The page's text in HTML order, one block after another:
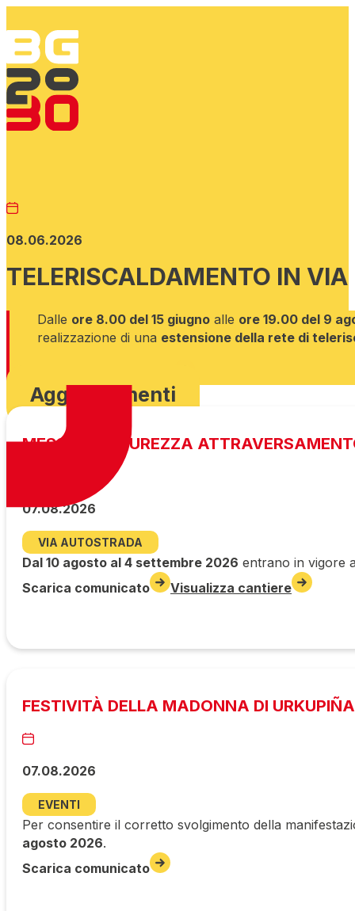
08.06.2026
TELERISCALDAMENTO IN
Dalle ore 8.00 del 15 giugno alle ore 19.00 del 9
realizzazione di una estensione della rete di
Aggiornamenti
MESSA IN SICUREZZA
07.08.2026
VIA AUTOSTRADA
Dal 10 agosto al 4 settembre 2026 entrano in vigore
Scarica comunicato
Visualizza cantiere
FESTIVITÀ DELLA MADONNA DI URKUPIÑA
07.08.2026
EVENTI
Per consentire il corretto svolgimento della
agosto 2026.
Scarica comunicato